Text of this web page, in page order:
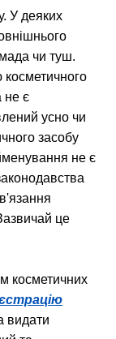
У деяких
чи туш.
косметичного
не є
усно чи
засобу
не є
це
косметичних
видати